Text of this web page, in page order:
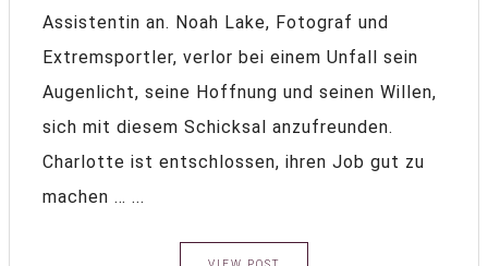
Assistentin an. Noah Lake, Fotograf und
Extremsportler, verlor bei einem Unfall sein
Augenlicht, seine Hoffnung und seinen Willen,
sich mit diesem Schicksal anzufreunden.
Charlotte ist entschlossen, ihren Job gut zu
machen … ...